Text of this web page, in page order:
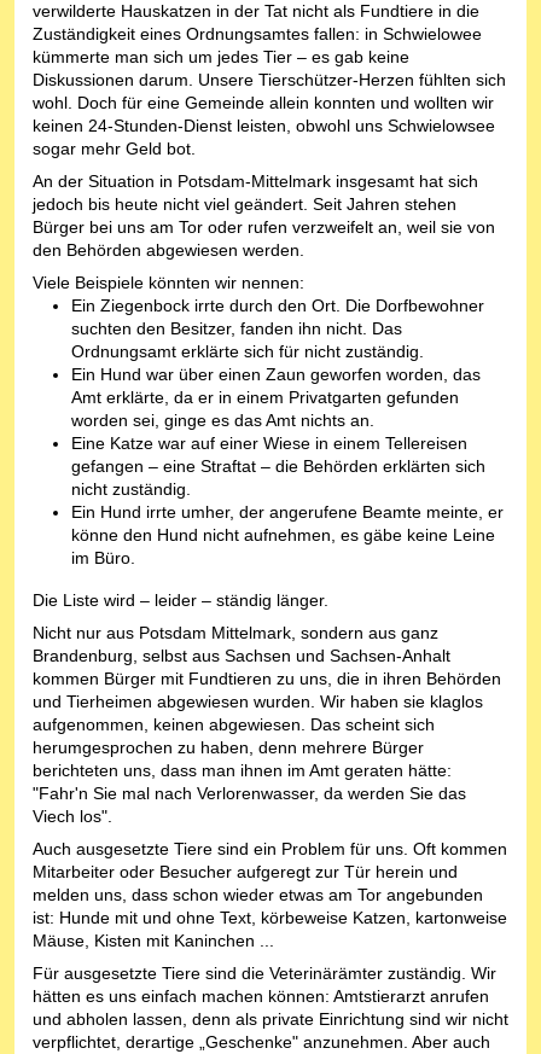
verwilderte Hauskatzen in der Tat nicht als Fundtiere in die
Zuständigkeit eines Ordnungsamtes fallen: in Schwielowee
kümmerte man sich um jedes Tier – es gab keine
Diskussionen darum. Unsere Tierschützer-Herzen fühlten sich
wohl. Doch für eine Gemeinde allein konnten und wollten wir
keinen 24-Stunden-Dienst leisten, obwohl uns Schwielowsee
sogar mehr Geld bot.
An der Situation in Potsdam-Mittelmark insgesamt hat sich
jedoch bis heute nicht viel geändert. Seit Jahren stehen
Bürger bei uns am Tor oder rufen verzweifelt an, weil sie von
den Behörden abgewiesen werden.
Viele Beispiele könnten wir nennen:
Ein Ziegenbock irrte durch den Ort. Die Dorfbewohner
suchten den Besitzer, fanden ihn nicht. Das
Ordnungsamt erklärte sich für nicht zuständig.
Ein Hund war über einen Zaun geworfen worden, das
Amt erklärte, da er in einem Privatgarten gefunden
worden sei, ginge es das Amt nichts an.
Eine Katze war auf einer Wiese in einem Tellereisen
gefangen – eine Straftat – die Behörden erklärten sich
nicht zuständig.
Ein Hund irrte umher, der angerufene Beamte meinte, er
könne den Hund nicht aufnehmen, es gäbe keine Leine
im Büro.
Die Liste wird – leider – ständig länger.
Nicht nur aus Potsdam Mittelmark, sondern aus ganz
Brandenburg, selbst aus Sachsen und Sachsen-Anhalt
kommen Bürger mit Fundtieren zu uns, die in ihren Behörden
und Tierheimen abgewiesen wurden. Wir haben sie klaglos
aufgenommen, keinen abgewiesen. Das scheint sich
herumgesprochen zu haben, denn mehrere Bürger
berichteten uns, dass man ihnen im Amt geraten hätte:
"Fahr'n Sie mal nach Verlorenwasser, da werden Sie das
Viech los".
Auch ausgesetzte Tiere sind ein Problem für uns. Oft kommen
Mitarbeiter oder Besucher aufgeregt zur Tür herein und
melden uns, dass schon wieder etwas am Tor angebunden
ist: Hunde mit und ohne Text, körbeweise Katzen, kartonweise
Mäuse, Kisten mit Kaninchen ...
Für ausgesetzte Tiere sind die Veterinärämter zuständig. Wir
hätten es uns einfach machen können: Amtstierarzt anrufen
und abholen lassen, denn als private Einrichtung sind wir nicht
verpflichtet, derartige „Geschenke" anzunehmen. Aber auch